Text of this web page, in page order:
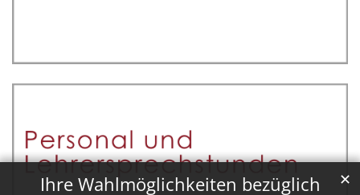
Ihre Wahlmöglichkeiten bezüglich
✕